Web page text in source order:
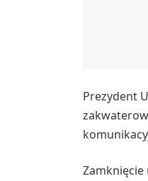
Prezydent
Zamknięcie